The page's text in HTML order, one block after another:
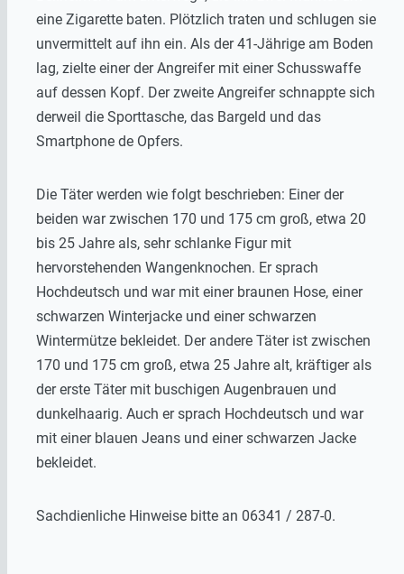
eine Zigarette baten. Plötzlich traten und schlugen sie
unvermittelt auf ihn ein. Als der 41-Jährige am Boden
lag, zielte einer der Angreifer mit einer Schusswaffe
auf dessen Kopf. Der zweite Angreifer schnappte sich
derweil die Sporttasche, das Bargeld und das
Smartphone de Opfers.
Die Täter werden wie folgt beschrieben: Einer der
beiden war zwischen 170 und 175 cm groß, etwa 20
bis 25 Jahre als, sehr schlanke Figur mit
hervorstehenden Wangenknochen. Er sprach
Hochdeutsch und war mit einer braunen Hose, einer
schwarzen Winterjacke und einer schwarzen
Wintermütze bekleidet. Der andere Täter ist zwischen
170 und 175 cm groß, etwa 25 Jahre alt, kräftiger als
der erste Täter mit buschigen Augenbrauen und
dunkelhaarig. Auch er sprach Hochdeutsch und war
mit einer blauen Jeans und einer schwarzen Jacke
bekleidet.
Sachdienliche Hinweise bitte an 06341 / 287-0.